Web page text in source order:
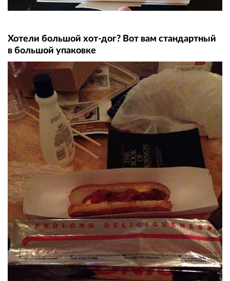
Хотели большой хот-дог? Вот вам стандартный
в большой упаковке